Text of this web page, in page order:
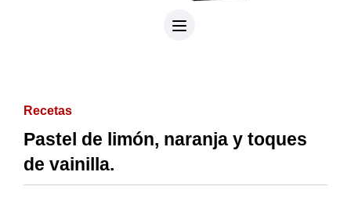
Recetas
Pastel de limón, naranja y toques
de vainilla.